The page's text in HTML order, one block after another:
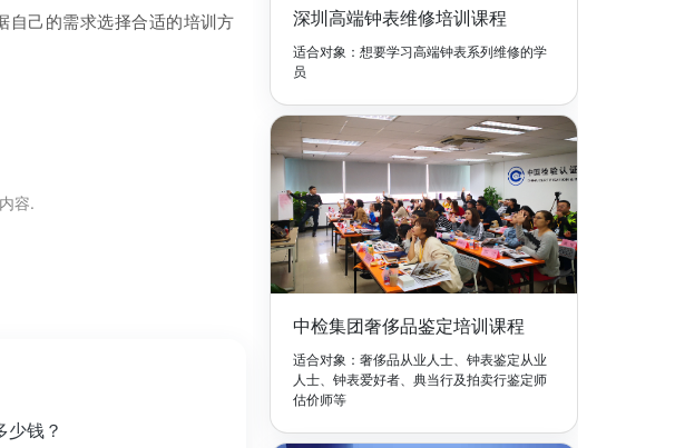
自己的需求选择合适的培训方
容.
少钱？
深圳高端钟表维修培训课程
适合对象：想要学习高端钟表系列维修的学
员
中检集团奢侈品鉴定培训课程
适合对象：奢侈品从业人士、钟表鉴定从业
人士、钟表爱好者、典当行及拍卖行鉴定师
估价师等